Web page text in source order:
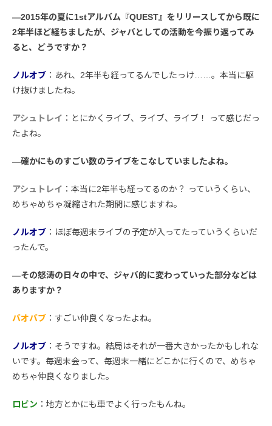
―2015年の夏に1stアルバム『QUEST』をリリースしてから既に
2年半ほど経ちましたが、ジャバとしての活動を今振り返ってみ
ると、どうですか？
ノルオブ ：あれ、2年半も経ってるんでしたっけ……。本当に駆
け抜けましたね。
アシュトレイ ：とにかくライブ、ライブ、ライブ！ って感じだっ
たよね。
―確かにものすごい数のライブをこなしていましたよね。
アシュトレイ ：本当に2年半も経ってるのか？ っていうくらい、
めちゃめちゃ凝縮された期間に感じますね。
ノルオブ ：ほぼ毎週末ライブの予定が入ってたっていうくらいだ
ったんで。
―その怒涛の日々の中で、ジャバ的に変わっていった部分などは
ありますか？
バオバブ ：すごい仲良くなったよね。
ノルオブ ：そうですね。結局はそれが一番大きかったかもしれな
いです。毎週末会って、毎週末一緒にどこかに行くので、めちゃ
めちゃ仲良くなりました。
ロビン ：地方とかにも車でよく行ったもんね。